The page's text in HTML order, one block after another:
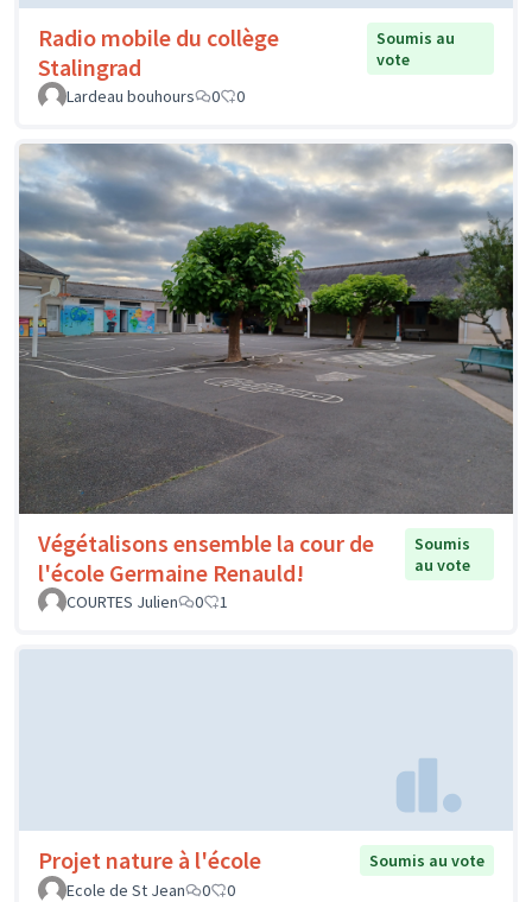
Radio mobile du collège
Stalingrad
Soumis au
vote
Lardeau bouhours
0 0
Végétalisons ensemble la cour de
l'école Germaine Renauld!
Soumis
au vote
COURTES Julien
0 1
Projet nature à l'école
Soumis au vote
Ecole de St Jean
0 0